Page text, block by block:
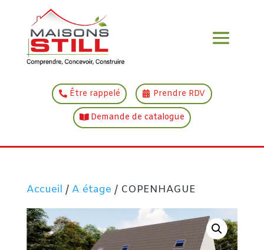
Être rappelé Prendre RDV
Demande de catalogue
Accueil / A étage / COPENHAGUE